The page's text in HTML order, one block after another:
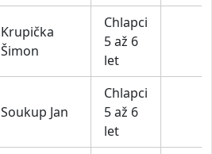
Krupička
Šimon
Chlapci
5 až 6
let
Soukup Jan
Chlapci
5 až 6
let